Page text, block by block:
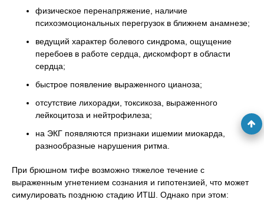
физическое перенапряжение, наличие
психоэмоциональных перегрузок в ближнем анамнезе;
ведущий характер болевого синдрома, ощущение
перебоев в работе сердца, дискомфорт в области
сердца;
быстрое появление выраженного цианоза;
отсутствие лихорадки, токсикоза, выраженного
лейкоцитоза и нейтрофилеза;
на ЭКГ появляются признаки ишемии миокарда,
разнообразные нарушения ритма.
При брюшном тифе возможно тяжелое течение с
выраженным угнетением сознания и гипотензией, что может
симулировать позднюю стадию ИТШ. Однако при этом: